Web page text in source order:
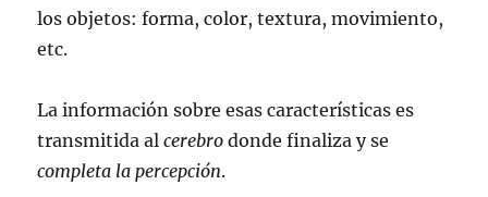
los objetos: forma, color, textura, movimiento,
etc.
La información sobre esas características es
transmitida alcerebro donde finaliza y se
completa la percepción.